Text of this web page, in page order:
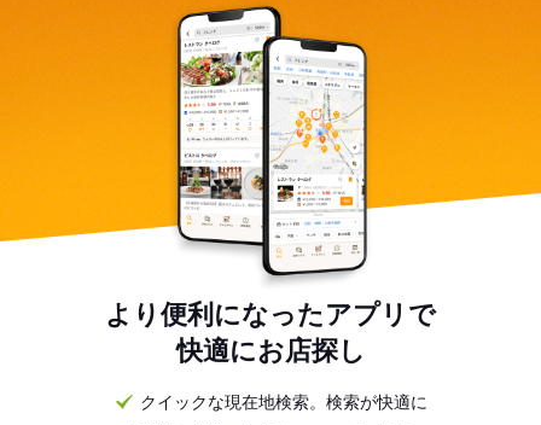
より便利になったアプリで
快適にお店探し
クイックな現在地検索。検索が快適に